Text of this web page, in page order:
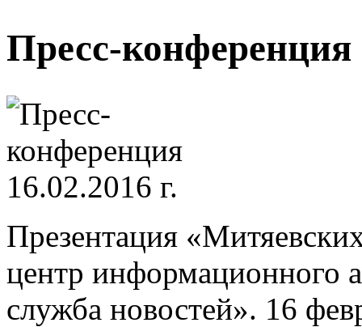
Пресс-конференция
Презентация
центр информационного
служба новостей». 16